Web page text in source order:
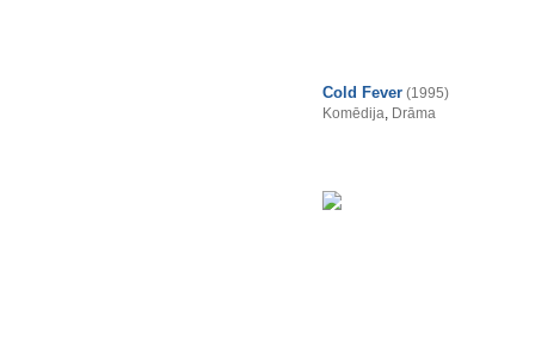
Cold Fever (1995)
Komēdija, Drāma